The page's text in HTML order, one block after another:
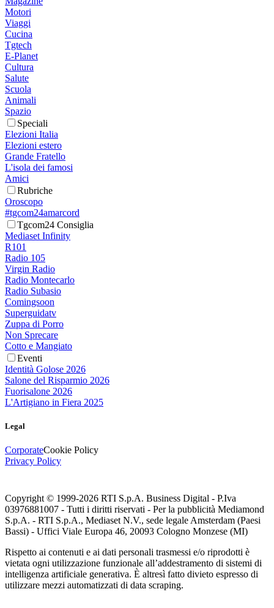
Motori
Viaggi
Cucina
Tgtech
E-Planet
Cultura
Salute
Scuola
Animali
Spazio
Speciali
Elezioni Italia
Elezioni estero
Grande Fratello
L'isola dei famosi
Amici
Rubriche
Oroscopo
#tgcom24amarcord
Tgcom24 Consiglia
Mediaset Infinity
R101
Radio 105
Virgin Radio
Radio Montecarlo
Radio Subasio
Comingsoon
Superguidatv
Zuppa di Porro
Non Sprecare
Cotto e Mangiato
Eventi
Identità Golose 2026
Salone del Risparmio 2026
Fuorisalone 2026
L'Artigiano in Fiera 2025
Legal
CorporateCookie Policy
Privacy Policy
Copyright © 1999-2026 RTI S.p.A. Business Digital - P.Iva
03976881007 - Tutti i diritti riservati - Per la pubblicità Mediamond
S.p.A. - RTI S.p.A., Mediaset N.V., sede legale Amsterdam (Paesi
Bassi) - Uffici Viale Europa 46, 20093 Cologno Monzese (MI)
Rispetto ai contenuti e ai dati personali trasmessi e/o riprodotti è
vietata ogni utilizzazione funzionale all’addestramento di sistemi di
intelligenza artificiale generativa. È altresì fatto divieto espresso di
utilizzare mezzi automatizzati di data scraping.